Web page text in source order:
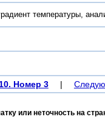
температуры,
Номер 3 |
или неточность на